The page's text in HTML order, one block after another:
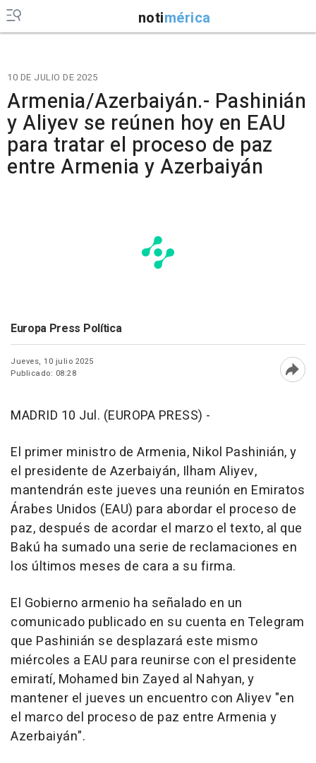
notimérica
10 DE JULIO DE 2025
Armenia/Azerbaiyán.- Pashinián
y Aliyev se reúnen hoy en EAU
para tratar el proceso de paz
entre Armenia y Azerbaiyán
Europa Press Política
Jueves, 10 julio 2025
Publicado: 08:28
MADRID 10 Jul. (EUROPA PRESS) -
El primer ministro de Armenia, Nikol Pashinián, y
el presidente de Azerbaiyán, Ilham Aliyev,
mantendrán este jueves una reunión en Emiratos
Árabes Unidos (EAU) para abordar el proceso de
paz, después de acordar el marzo el texto, al que
Bakú ha sumado una serie de reclamaciones en
los últimos meses de cara a su firma.
El Gobierno armenio ha señalado en un
comunicado publicado en su cuenta en Telegram
que Pashinián se desplazará este mismo
miércoles a EAU para reunirse con el presidente
emiratí, Mohamed bin Zayed al Nahyan, y
mantener el jueves un encuentro con Aliyev "en
el marco del proceso de paz entre Armenia y
Azerbaiyán".